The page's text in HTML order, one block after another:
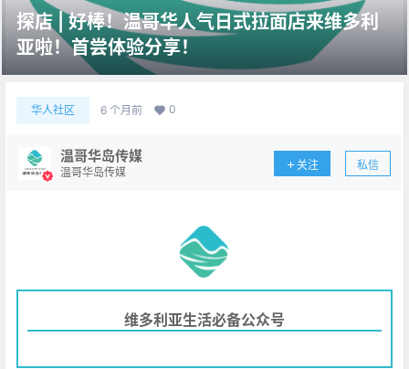
探店 | 好棒！温哥华人气日式拉面店来维多利
亚啦！首尝体验分享！
华人社区 6 个月前 0
温哥华岛传媒
温哥华岛传媒
关注 私信
维多利亚生活必备公众号